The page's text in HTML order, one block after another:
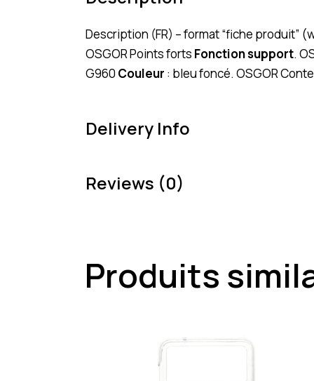
Description (FR) – format “fiche produit”
OSGOR Points forts Fonction support.
G960 Couleur : bleu foncé. OSGOR
Delivery Info
Reviews (0)
Produits